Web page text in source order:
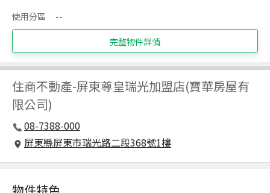
使用分區
--
完整物件詳情
住商不動產-屏東尊皇瑞光加盟店(寶華房屋有
限公司)
08-7388-000
屏東縣屏東市瑞光路二段368號1樓